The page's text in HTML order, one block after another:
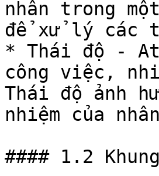
nhân trong
để xử lý các
* Thái độ -
công việc,
Thái độ ảnh
nhiệm của
#### 1.2